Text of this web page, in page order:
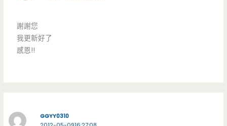
謝謝您
我更新好了
感恩!!
GGYY0310